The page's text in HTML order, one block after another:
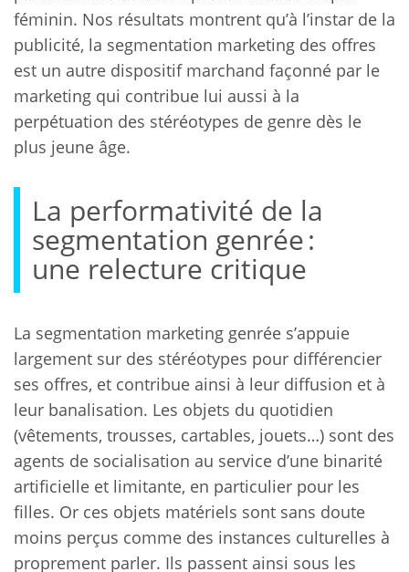
féminin. Nos résultats montrent qu’à l’instar de la
publicité, la segmentation marketing des offres
est un autre dispositif marchand façonné par le
marketing qui contribue lui aussi à la
perpétuation des stéréotypes de genre dès le
plus jeune âge.
La performativité de la
segmentation genrée :
une relecture critique
La segmentation marketing genrée s’appuie
largement sur des stéréotypes pour différencier
ses offres, et contribue ainsi à leur diffusion et à
leur banalisation. Les objets du quotidien
(vêtements, trousses, cartables, jouets…) sont des
agents de socialisation au service d’une binarité
artificielle et limitante, en particulier pour les
filles. Or ces objets matériels sont sans doute
moins perçus comme des instances culturelles à
proprement parler. Ils passent ainsi sous les